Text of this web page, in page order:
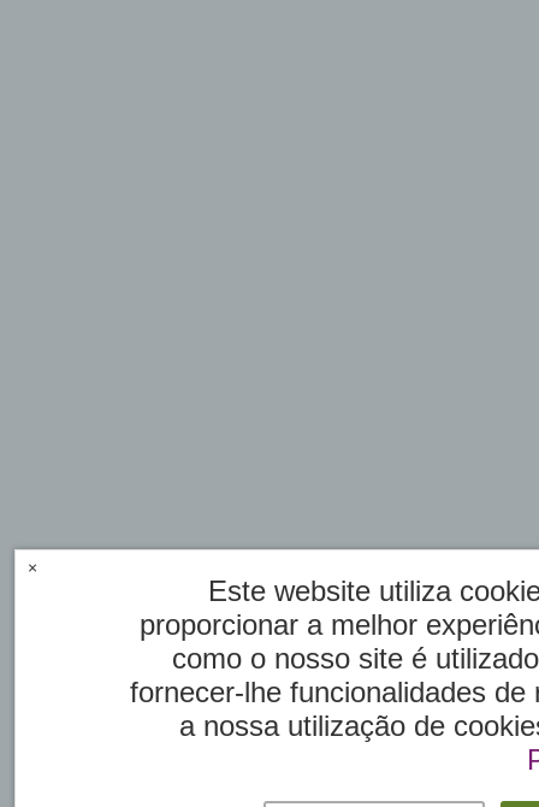
Este website utiliza
proporcionar a melhor
como o nosso site é
fornecer-lhe funcionalidades
a nossa utilização de
×